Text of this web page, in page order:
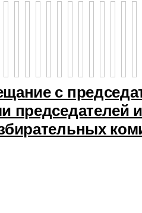
с
председателей